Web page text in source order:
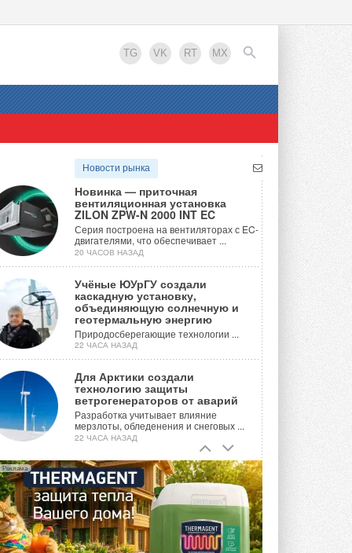
TG VK RT MX
EN
Новости рынка
Новинка — приточная
вентиляционная установка
ZILON ZPW-N 2000 INT EC
Серия построена на вентиляторах с EC-
двигателями, что обеспечивает ...
20 ЧАСОВ НАЗАД
Учёные ЮУрГУ создали
каскадную установку,
объединяющую солнечную и
геотермальную энергию
Природосберегающие технологии ...
22 ЧАСА НАЗАД
Для Арктики создали
технологию защиты
ветрогенераторов от аварий
Разработка учитывает влияние
мерзлоты, обледенения и снеговых ...
22 ЧАСА НАЗАД
Гибридный тепловой насос PV/T
с одним общим испарителем
Исследователи предложили
конструкцию двухисточникового ...
ВЧЕРА
Реклама